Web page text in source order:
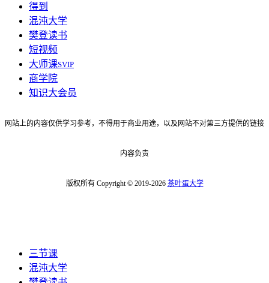
得到
混沌大学
樊登读书
短视频
大师课SVIP
商学院
知识大会员
网站上的内容仅供学习参考，不得用于商业用途，以及网站不对第三方提供的链接
内容负责
版权所有 Copyright © 2019-2026 茶叶蛋大学
三节课
混沌大学